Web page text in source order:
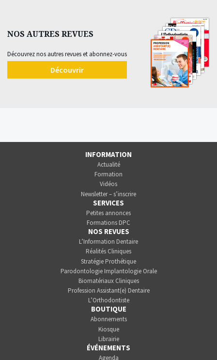
NOS AUTRES REVUES
Découvrez nos autres revues et abonnez-vous
Découvrir
INFORMATION
Actualité
Formation
Vidéos
Newsletter – s’inscrire
SERVICES
Petites annonces
Formations DPC
NOS REVUES
L’Information Dentaire
Réalités Cliniques
Stratégie Prothétique
Parodontologie Implantologie Orale
Biomatériaux Cliniques
Profession Assistant(e) Dentaire
L’Orthodontiste
BOUTIQUE
Abonnements
Kiosque
Librairie
ÉVÉNEMENTS
Agenda